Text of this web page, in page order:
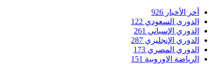
أخر الأخبار 926
الدورى السعودي 122
الدوري الإسباني 261
الدوري الإنجليزي 287
الدوري المصري 173
الرياضة الاوروبية 151